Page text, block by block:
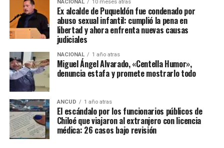
quienes lo han acompañado desde que compartió lo
ocurrido:
“Gracias a todos por el
apoyo!!!!”
Por el momento, las personas aludidas no han emitido
declaraciones públicas. La historia, según Centella,
recién comienza y, el mencionado posteo, ha generado
comentarios de todo tipo, en su gran mayoría, a favor
del humorista de Punta Arenas.
NACIONAL 10 meses atras
Ex alcalde de Puqueldón fue condenado por
abuso sexual infantil: cumplió la pena en
libertad y ahora enfrenta nuevas causas
judiciales
NACIONAL 1 año atras
Miguel Ángel Alvarado, «Centella Humor»,
denuncia estafa y promete mostrarlo todo
ANCUD 1 año atras
El escándalo por los funcionarios públicos de
Chiloé que viajaron al extranjero con licencia
médica: 26 casos bajo revisión